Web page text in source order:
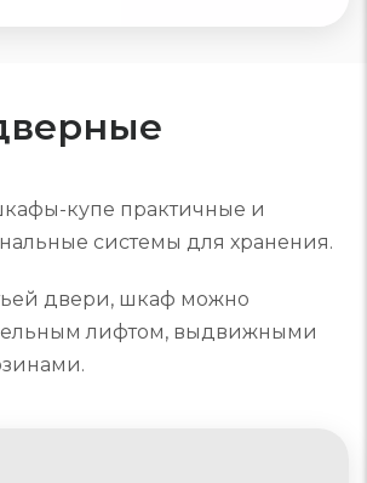
купе практичные и
системы для хранения.
двери, шкаф можно
лифтом, выдвижными